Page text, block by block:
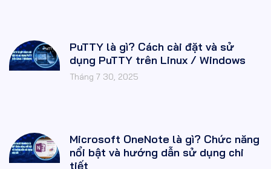
PuTTY là gì? Cách cài đặt và sử
dụng PuTTY trên Linux / Windows
Tháng 7 30, 2025
Microsoft OneNote là gì? Chức năng
nổi bật và hướng dẫn sử dụng chi
tiết